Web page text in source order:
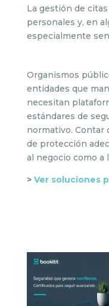
La gestión de
personales y, en
especialmente
Organismos
entidades que
necesitan
estándares de
normativo. Contar
de protección
al negocio como a
> Ver soluciones